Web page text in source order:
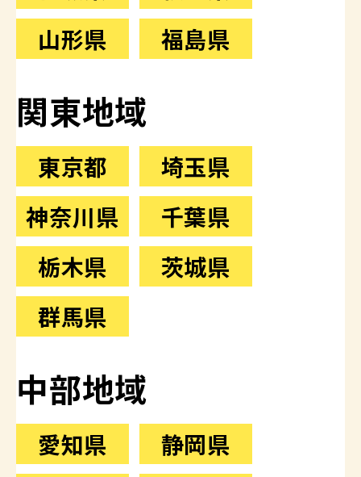
山形県
福島県
関東地域
東京都
埼玉県
神奈川県
千葉県
栃木県
茨城県
群馬県
中部地域
愛知県
静岡県